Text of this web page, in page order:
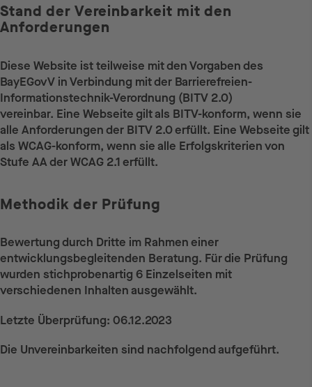
Stand der Vereinbarkeit mit den
Anforderungen
Diese Website ist teilweise mit den Vorgaben des
BayEGovV in Verbindung mit der Barrierefreien-
Informationstechnik-Verordnung (BITV 2.0)
vereinbar. Eine Webseite gilt als BITV-konform, wenn sie
alle Anforderungen der BITV 2.0 erfüllt. Eine Webseite gilt
als WCAG-konform, wenn sie alle Erfolgskriterien von
Stufe AA der WCAG 2.1 erfüllt.
Methodik der Prüfung
Bewertung durch Dritte im Rahmen einer
entwicklungsbegleitenden Beratung. Für die Prüfung
wurden stichprobenartig 6 Einzelseiten mit
verschiedenen Inhalten ausgewählt.
Letzte Überprüfung: 06.12.2023
Die Unvereinbarkeiten sind nachfolgend aufgeführt.